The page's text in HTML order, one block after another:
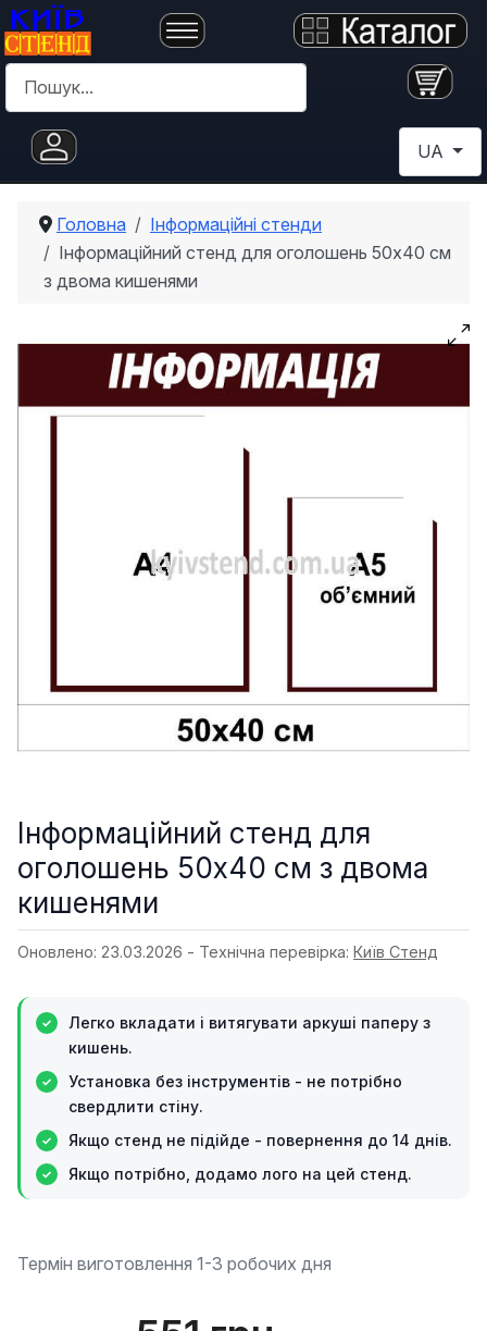
Пошук
Оберіть
UA
Головна
Інформаційні стенди
Інформаційний стенд для оголошень 50х40 см
з двома кишенями
Інформаційний стенд для
оголошень 50х40 см з двома
кишенями
Оновлено: 23.03.2026 - Технічна перевірка: Київ Стенд
Легко вкладати і витягувати аркуші паперу з
кишень.
Установка без інструментів - не потрібно
свердлити стіну.
Якщо стенд не підійде - повернення до 14 днів.
Якщо потрібно, додамо лого на цей стенд.
Термін виготовлення 1-3 робочих дня